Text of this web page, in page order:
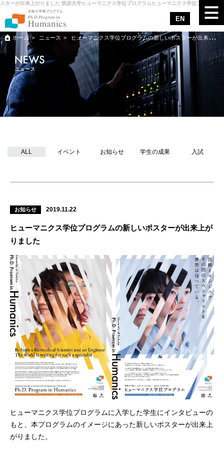
が出来上がりました 筑波大学ヒューマニクス学位プログラムヒューマニクス学位プログラムの新
EN
ニュース
ホーム ニュース ヒューマニクス学位プログラムの新しいポスターが出来上がりました
ALL イベント お知らせ 学生の成果 入試
お知らせ 2019.11.22
ヒューマニクス学位プログラムの新しいポスターが出来上が
りました
ヒューマニクス学位プログラムに入学した学生にインタビューの
もと、本プログラムのイメージにあった新しいポスターが出来上
がりました。
ヒューマニクスについて
カリキュラム
サポート
入試情報
お問合せ